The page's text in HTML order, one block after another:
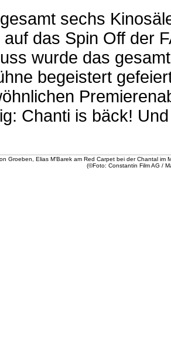
sechs
auf das Spin Off der
wurde das
begeistert
Chanti is bäck!